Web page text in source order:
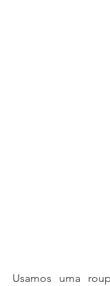
Usamos uma